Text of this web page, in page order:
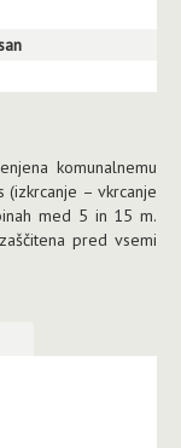
komunalnemu
– vkrcanje
med 5 in 15 m.
pred vsemi